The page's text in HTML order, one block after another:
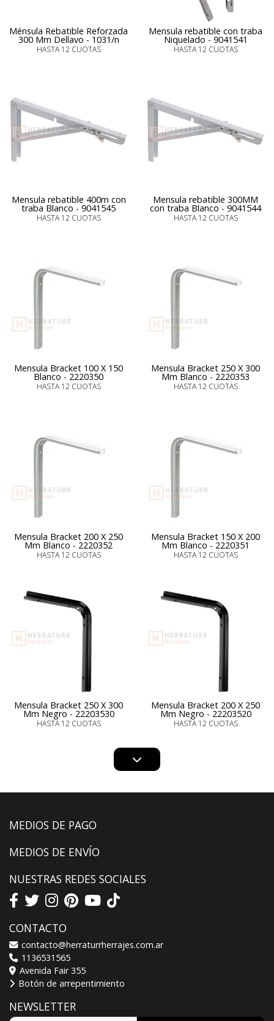
Ménsula Rebatible Reforzada
300 Mm Dellavo - 1031/n
HASTA 12 CUOTAS
Mensula rebatible con traba
Niquelado - 9041541
HASTA 12 CUOTAS
Mensula rebatible 400m con
traba Blanco - 9041545
HASTA 12 CUOTAS
Mensula rebatible 300MM
con traba Blanco - 9041544
HASTA 12 CUOTAS
Mensula Bracket 100 X 150
Blanco - 2220350
HASTA 12 CUOTAS
Mensula Bracket 250 X 300
Mm Blanco - 2220353
HASTA 12 CUOTAS
Mensula Bracket 200 X 250
Mm Blanco - 2220352
HASTA 12 CUOTAS
Mensula Bracket 150 X 200
Mm Blanco - 2220351
HASTA 12 CUOTAS
Mensula Bracket 250 X 300
Mm Negro - 22203530
HASTA 12 CUOTAS
Mensula Bracket 200 X 250
Mm Negro - 22203520
HASTA 12 CUOTAS
MEDIOS DE PAGO
MEDIOS DE ENVÍO
NUESTRAS REDES SOCIALES
CONTACTO
contacto@herraturrherrajes.com.ar
1136531565
Avenida Fair 355
Botón de arrepentimiento
NEWSLETTER